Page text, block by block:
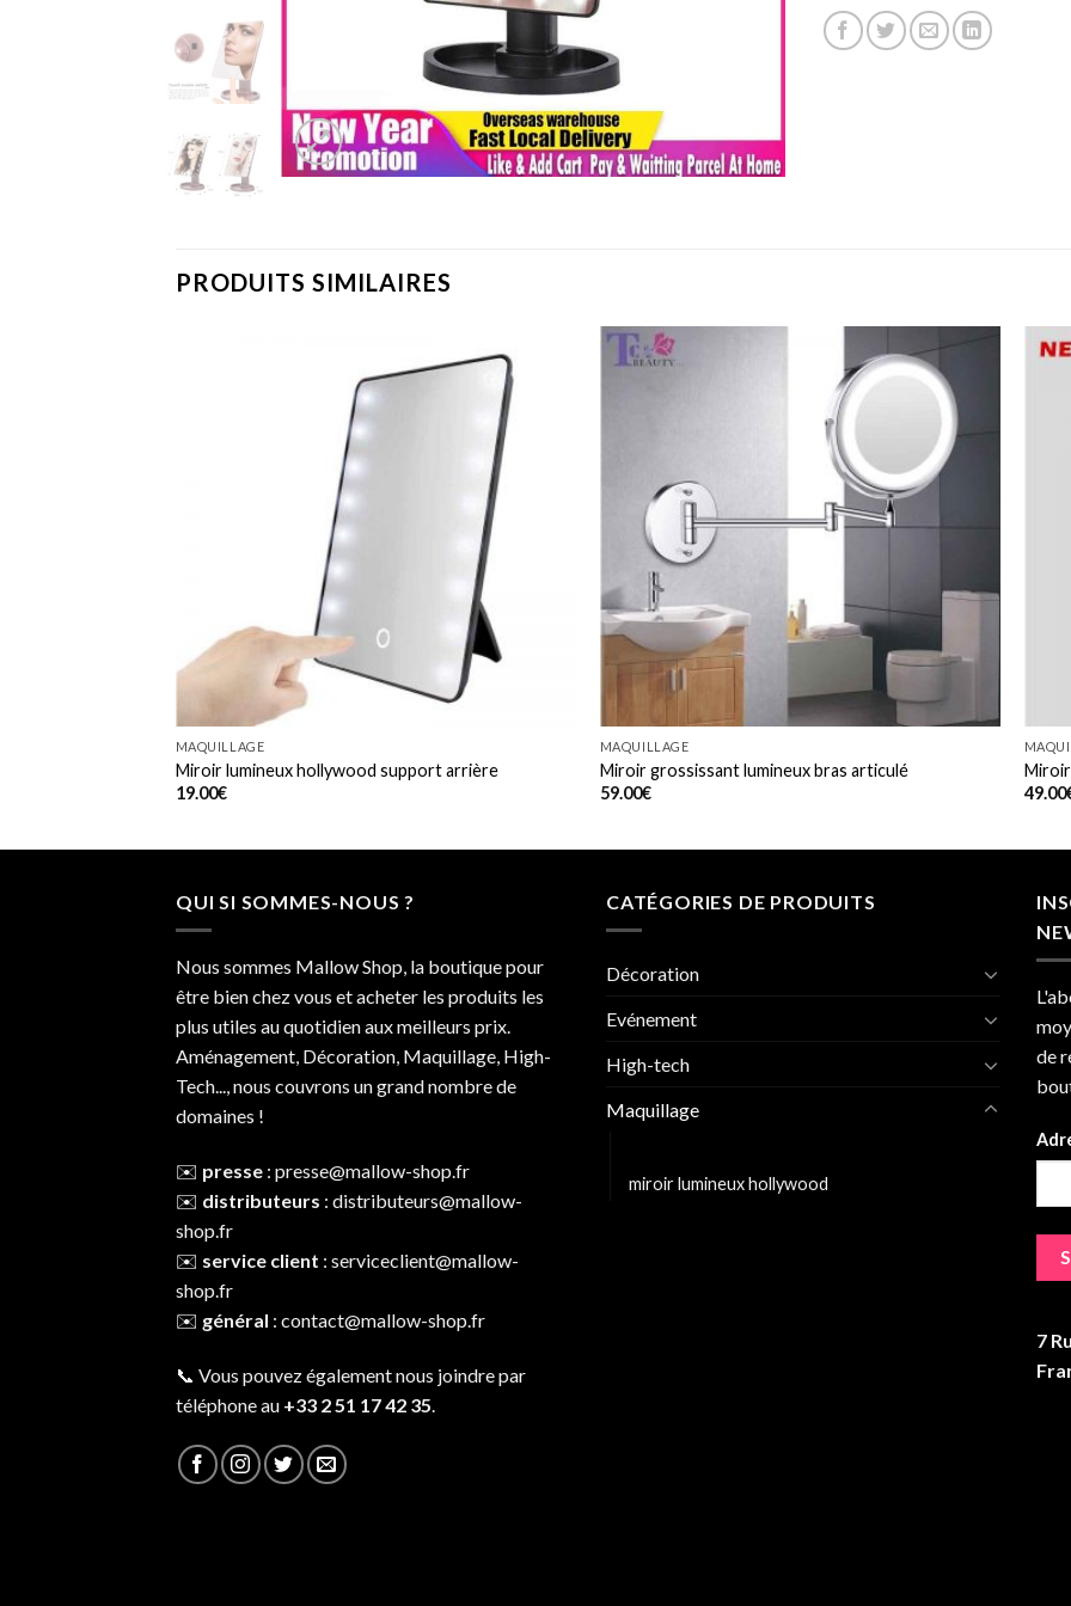
PRODUITS SIMILAIRES
MAQUILLAGE
Miroir lumineux hollywood support arrière
19.00€
MAQUILLAGE
Miroir grossissant lumineux bras articulé
59.00€
49.00
QUI SI SOMMES-NOUS ?
Nous sommes Mallow Shop, la boutique pour
être bien chez vous et acheter les produits les
plus utiles au quotidien aux meilleurs prix.
Aménagement, Décoration, Maquillage, High-
Tech..., nous couvrons un grand nombre de
domaines !
✉️ presse : presse@mallow-shop.fr
✉️ distributeurs : distributeurs@mallow-
shop.fr
✉️ service client : serviceclient@mallow-
shop.fr
✉️ général : contact@mallow-shop.fr
📞 Vous pouvez également nous joindre par
téléphone au +33 2 51 17 42 35.
CATÉGORIES DE PRODUITS
Décoration
Evénement
High-tech
Maquillage
miroir lumineux hollywood
de
7